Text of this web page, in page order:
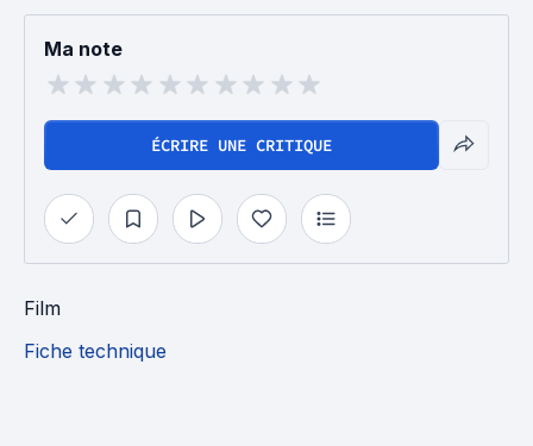
Ma note
ÉCRIRE UNE CRITIQUE
Film
Fiche technique